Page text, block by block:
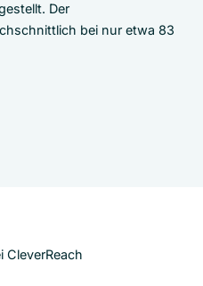
Der
bei nur etwa 83